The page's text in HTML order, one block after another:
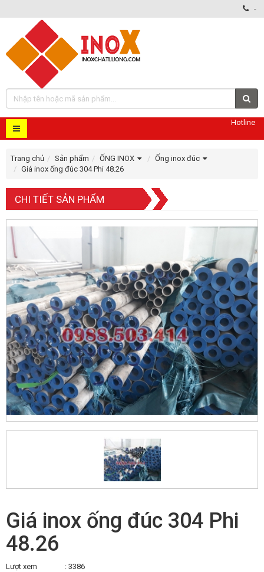
-
Hotline
Trang chủ Sản phẩm ỐNG INOX
Ống inox đúc
Giá inox ống đúc 304 Phi 48.26
CHI TIẾT SẢN PHẨM
Giá inox ống đúc 304 Phi
48.26
Lượt xem : 3386